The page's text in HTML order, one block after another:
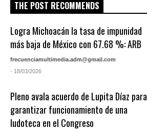
THE POST RECOMMENDS
Logra Michoacán la tasa de impunidad
más baja de México con 67.68 %: ARB
frecuenciamultimedia.adm@gmail.com
- 18/03/2026
Pleno avala acuerdo de Lupita Díaz para
garantizar funcionamiento de una
ludoteca en el Congreso